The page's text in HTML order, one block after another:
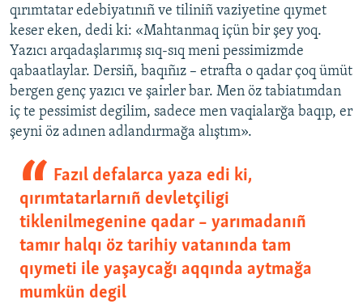
qırımtatar edebiyatınıñ ve tiliniñ vaziyetine qıymet
keser eken, dedi ki: «Mahtanmaq içün bir şey yoq.
Yazıcı arqadaşlarımış sıq-sıq meni pessimizmde
qabaatlaylar. Dersiñ, baqıñız – etrafta o qadar çoq ümüt
bergen genç yazıcı ve şairler bar. Men öz tabiatımdan
iç te pessimist degilim, sadece men vaqialarğa baqıp, er
şeyni öz adınen adlandırmağa alıştım».
Fazıl defalarca yaza edi ki,
qırımtatarlarnıñ devletçiligi
tiklenilmegenine qadar – yarımadanıñ
tamır halqı öz tarihiy vatanında tam
qıymeti ile yaşaycağı aqqında aytmağa
mumkün degil